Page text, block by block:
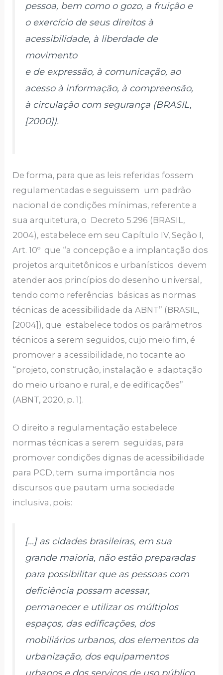
pessoa, bem como o gozo, a fruição e
o exercício de seus direitos à
acessibilidade, à liberdade de
movimento
e de expressão, à comunicação, ao
acesso à informação, à compreensão,
à circulação com segurança (BRASIL,
[2000]).
De forma, para que as leis referidas fossem
regulamentadas e seguissem um padrão
nacional de condições mínimas, referente a
sua arquitetura, o Decreto 5.296 (BRASIL,
2004), estabelece em seu Capítulo IV, Seção I,
Art. 10º que “a concepção e a implantação dos
projetos arquitetônicos e urbanísticos devem
atender aos princípios do desenho universal,
tendo como referências básicas as normas
técnicas de acessibilidade da ABNT” (BRASIL,
[2004]), que estabelece todos os parâmetros
técnicos a serem seguidos, cujo meio fim, é
promover a acessibilidade, no tocante ao
“projeto, construção, instalação e adaptação
do meio urbano e rural, e de edificações”
(ABNT, 2020, p. 1).
O direito a regulamentação estabelece
normas técnicas a serem seguidas, para
promover condições dignas de acessibilidade
para PCD, tem suma importância nos
discursos que pautam uma sociedade
inclusiva, pois:
[…] as cidades brasileiras, em sua
grande maioria, não estão preparadas
para possibilitar que as pessoas com
deficiência possam acessar,
permanecer e utilizar os múltiplos
espaços, das edificações, dos
mobiliários urbanos, dos elementos da
urbanização, dos equipamentos